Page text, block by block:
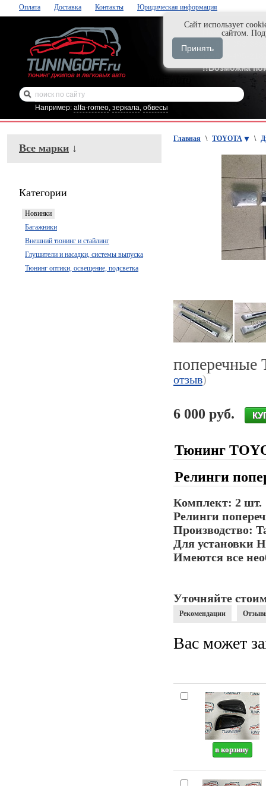
Оплата Доставка Контакты Юридическая информация
Нажми и
+7-929-495-
!!Возможна
Например: alfa-romeo, зеркала, обвесы
Все марки ↓
Категории
Новинки
Багажники
Внешний тюнинг и стайлинг
Глушители и насадки, системы выпуска
Тюнинг оптики, освещение, подсветка
Главная \ TOYOTA \
поперечные
отзыв)
6 000 руб.
Тюнинг
Релинги
Комплект: 2 шт.
Релинги
Производство:
Для установки
Имеются все
Уточняйте
Рекомендации
Вас может
Cайт использует
сайтом.
Принять